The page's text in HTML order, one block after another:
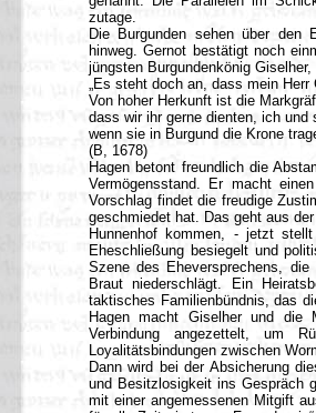
zutage.
Die Burgunden sehen über den
hinweg. Gernot bestätigt noch
jüngsten Burgundenkönig
„Es steht doch an, dass mein
Von hoher Herkunft ist die
dass wir ihr gerne dienten, ich und
wenn sie in Burgund die Krone
(B, 1678)
Hagen betont freundlich die
Vermögensstand. Er macht
Vorschlag findet die freudige
geschmiedet hat. Das geht aus
Hunnenhof kommen, - jetzt
Eheschließung besiegelt und
Szene des Eheversprechens,
Braut niederschlägt. Ein
taktisches Familienbündnis, das
Hagen macht Giselher und die
Verbindung angezettelt, um
Loyalitätsbindungen zwischen
Dann wird bei der Absicherung
und Besitzlosigkeit ins Gespräch
mit einer angemessenen Mitgift